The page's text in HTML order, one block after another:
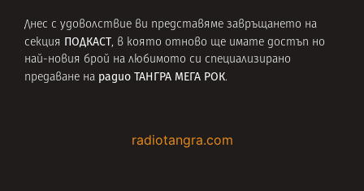
Днес с удоволствие ви представяме завръщането на
секция ПОДКАСТ, в която отново ще имате достъп но
най-новия брой на любимото си специализирано
предаване на радио ТАНГРА МЕГА РОК.
radiotangra.com